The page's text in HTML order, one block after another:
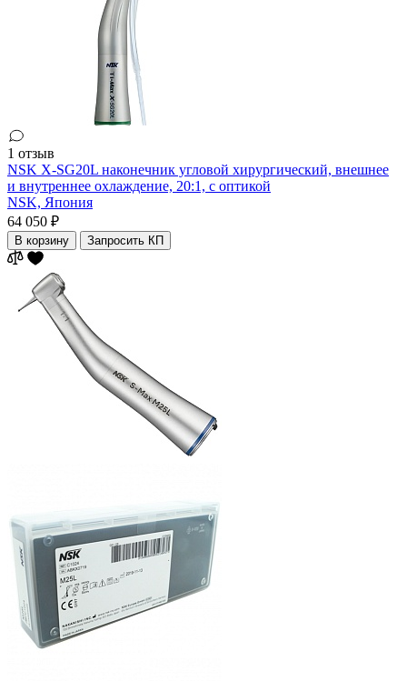
1 отзыв
NSK X-SG20L наконечник угловой хирургический, внешнее
и внутреннее охлаждение, 20:1, с оптикой
NSK, Япония
64 050 ₽
В корзину Запросить КП